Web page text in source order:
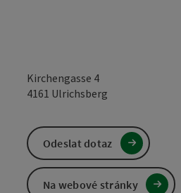
Kirchengasse 4
4161 Ulrichsberg
Odeslat dotaz
Na webové stránky